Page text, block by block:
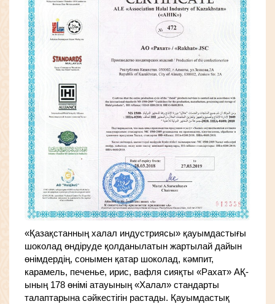
«Қазақстанның халал индустриясы» қауымдастығы
шоколад өндіруде қолданылатын жартылай дайын
өнімдердің, сонымен қатар шоколад, кәмпит,
карамель, печенье, ирис, вафля сияқты «Рахат» АҚ-
ының 178 өнімі атауының «Халал» стандарты
талаптарына сәйкестігін растады. Қауымдастық